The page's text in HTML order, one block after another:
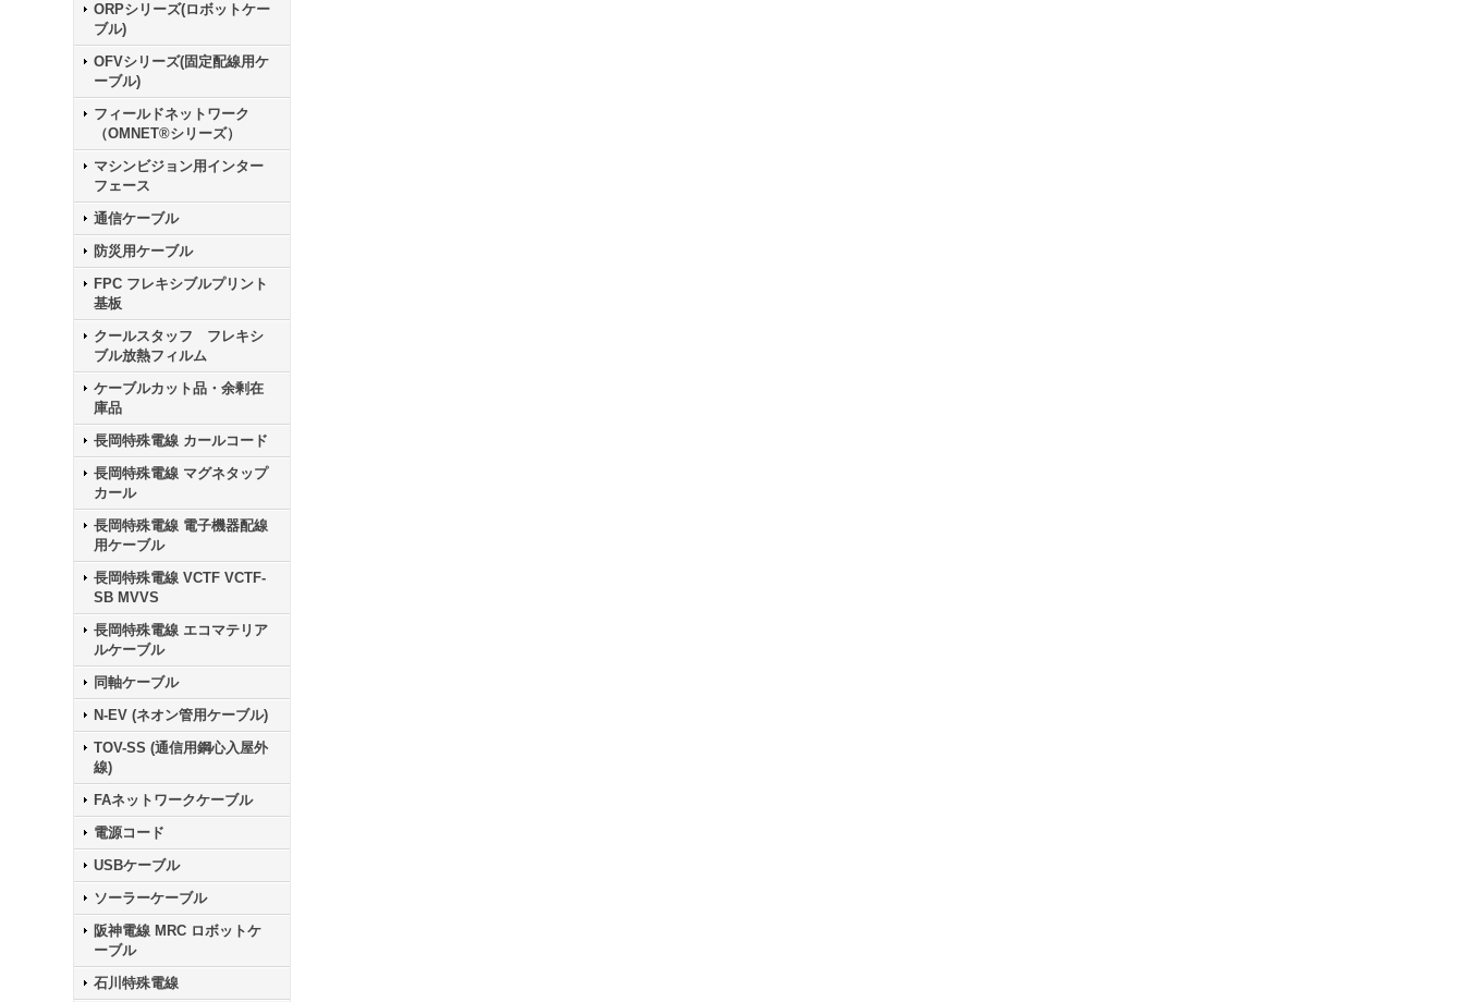
ORPシリーズ(ロボットケー
ブル)
OFVシリーズ(固定配線用ケ
ーブル)
フィールドネットワーク
（OMNET®シリーズ）
マシンビジョン用インター
フェース
通信ケーブル
防災用ケーブル
FPC フレキシブルプリント
基板
クールスタッフ フレキシ
ブル放熱フィルム
ケーブルカット品・余剰在
庫品
長岡特殊電線 カールコード
長岡特殊電線 マグネタップ
カール
長岡特殊電線 電子機器配線
用ケーブル
長岡特殊電線 VCTF VCTF-
SB MVVS
長岡特殊電線 エコマテリア
ルケーブル
同軸ケーブル
N-EV (ネオン管用ケーブル)
TOV-SS (通信用鋼心入屋外
線)
FAネットワークケーブル
電源コード
USBケーブル
ソーラーケーブル
阪神電線 MRC ロボットケ
ーブル
石川特殊電線